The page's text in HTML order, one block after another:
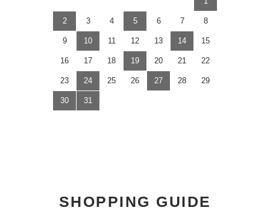
2 3 4 5 6 7 8
9 10 11 12 13 14 15
16 17 18 19 20 21 22
23 24 25 26 27 28 29
30 31
SHOPPING GUIDE